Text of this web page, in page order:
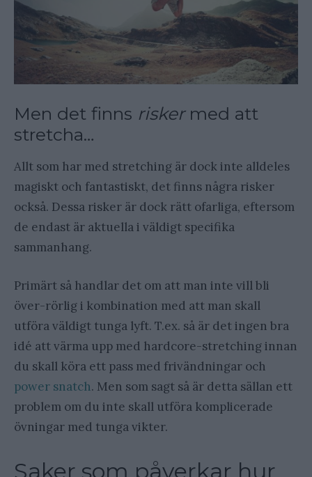
Men det finns riskermed att
stretcha…
Allt som har med stretching är dock inte alldeles
magiskt och fantastiskt, det finns några risker
också. Dessa risker är dock rätt ofarliga, eftersom
de endast är aktuella i väldigt specifika
sammanhang.
Primärt så handlar det om att man inte vill bli
över-rörlig i kombination med att man skall
utföra väldigt tunga lyft. T.ex. så är det ingen bra
idé att värma upp med hardcore-stretching innan
du skall köra ett pass med frivändningar och
power snatch. Men som sagt så är detta sällan ett
problem om du inte skall utföra komplicerade
övningar med tunga vikter.
Saker som påverkar hur